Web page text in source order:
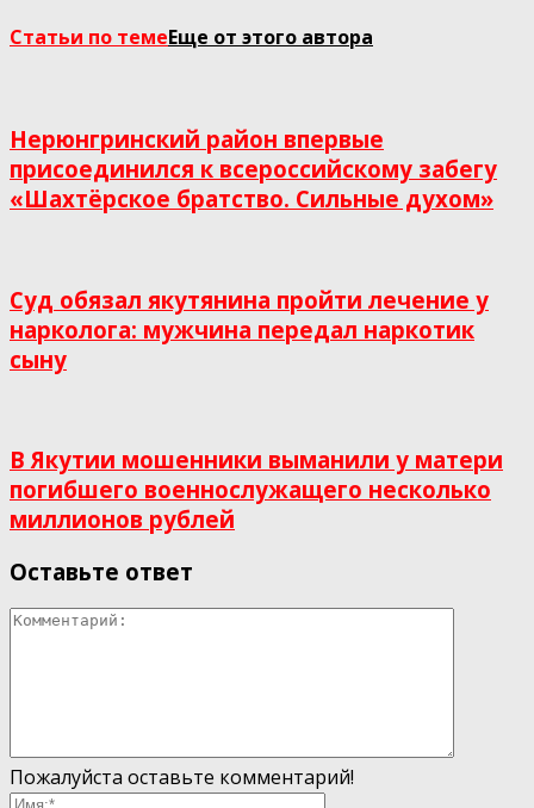
Статьи по темеЕще от этого автора
Нерюнгринский район впервые
присоединился к всероссийскому забегу
«Шахтёрское братство. Сильные духом»
Суд обязал якутянина пройти лечение у
нарколога: мужчина передал наркотик
сыну
В Якутии мошенники выманили у матери
погибшего военнослужащего несколько
миллионов рублей
Оставьте ответ
Пожалуйста оставьте комментарий!